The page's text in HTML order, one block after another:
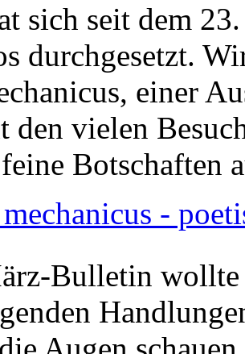
sich seit dem
durchgesetzt.
einer
den vielen
Botschaften
-
Bulletin